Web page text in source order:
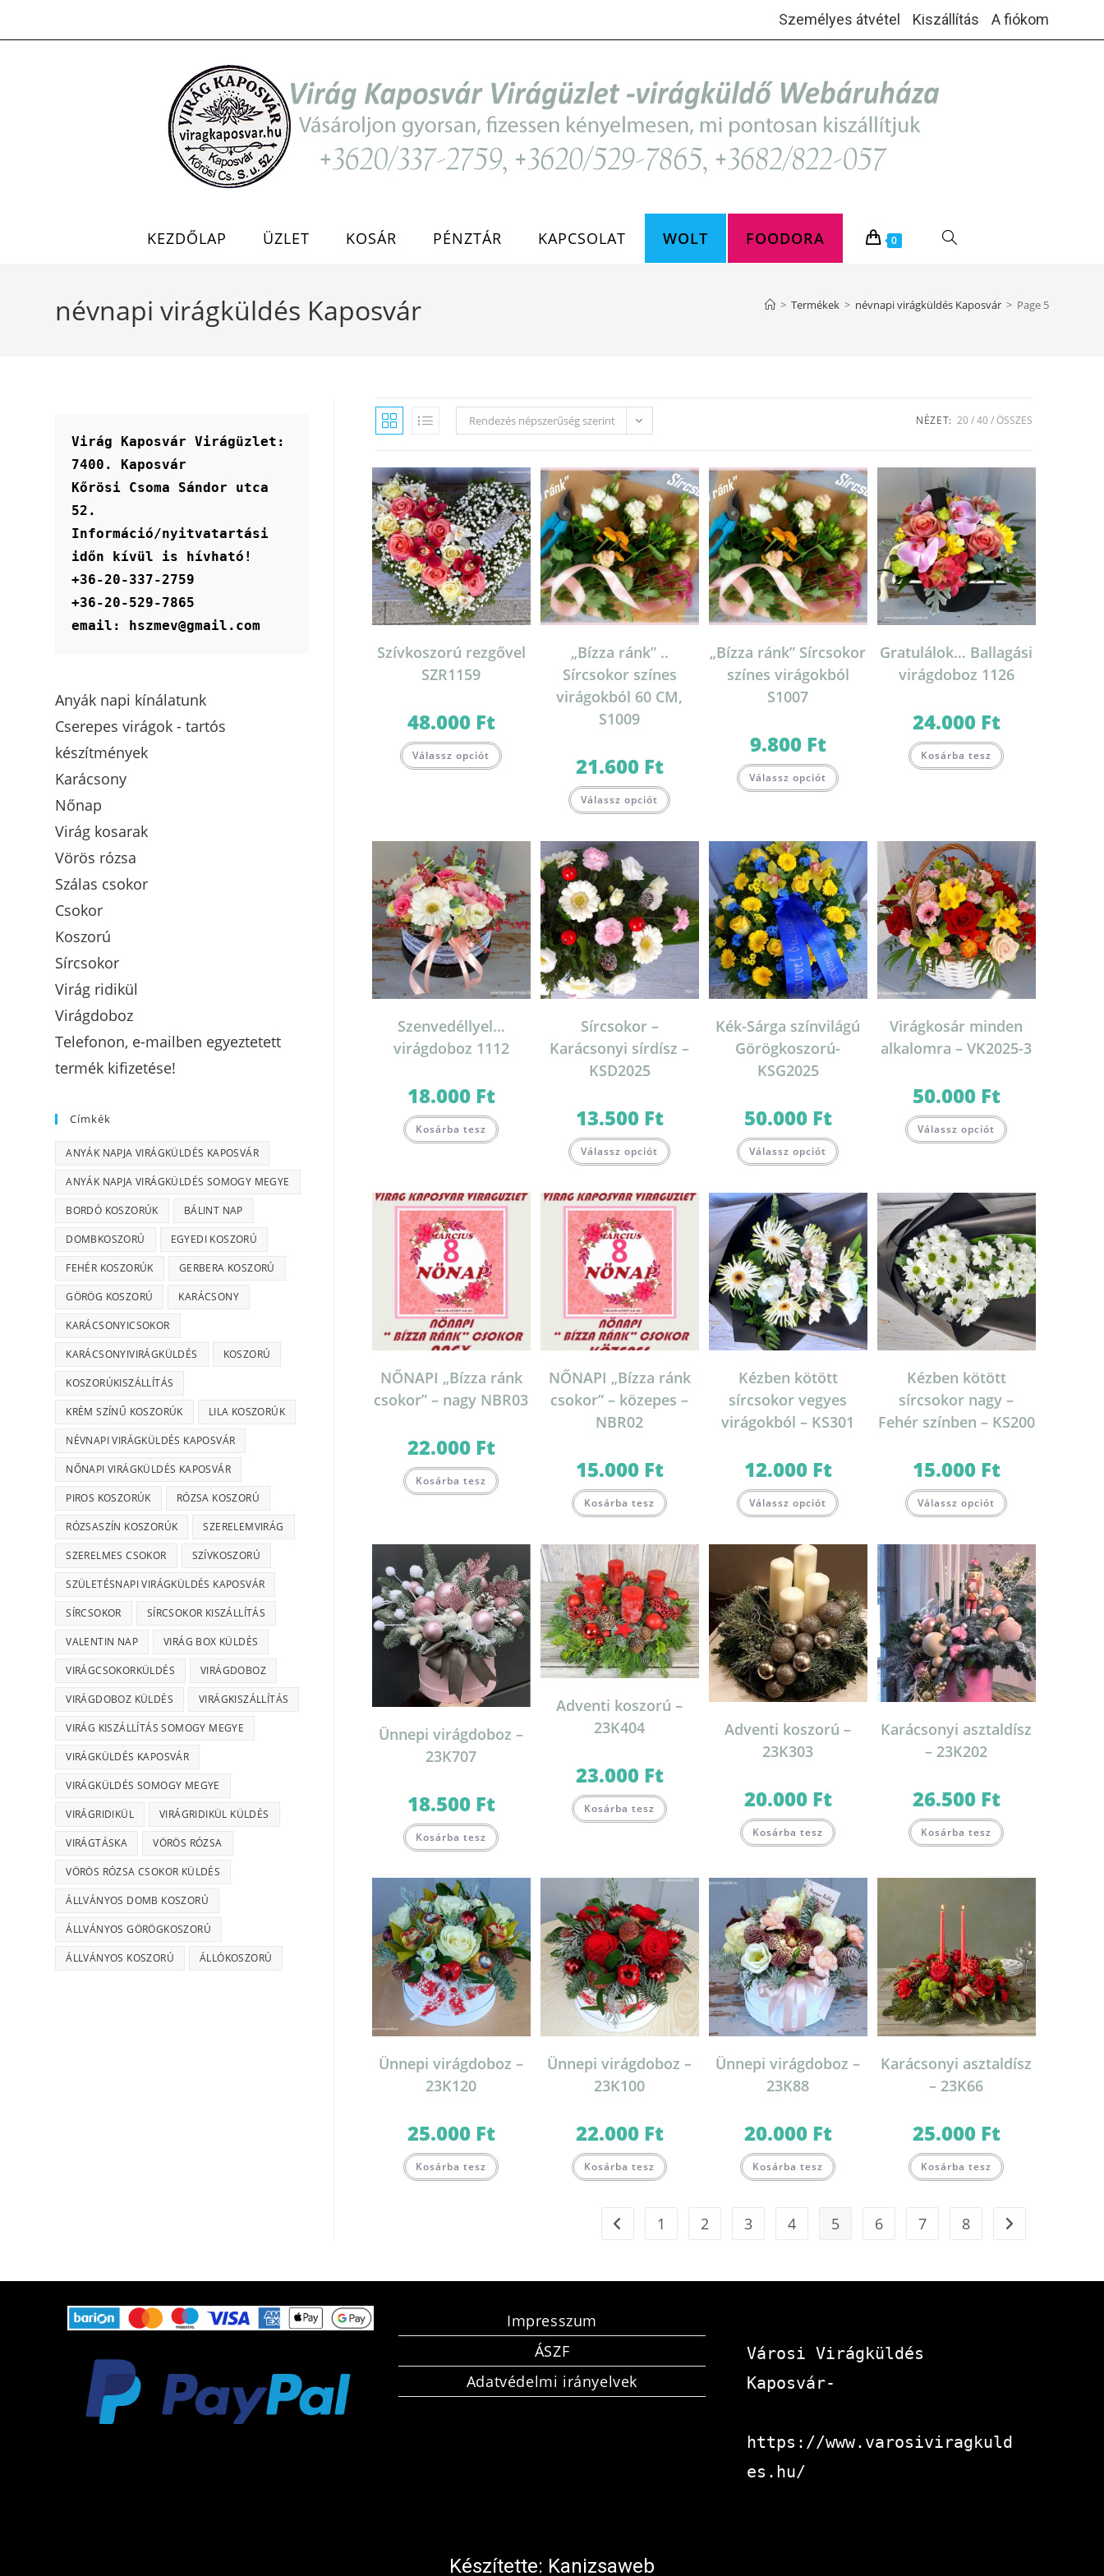
Személyes átvétel Kiszállítás A fiókom
KEZDŐLAP ÜZLET KOSÁR PÉNZTÁR KAPCSOLAT WOLT FOODORA 0 TOGGLE
névnapi virágküldés Kaposvár > Termékek > névnapi virágküldés Kaposvár > Page 5
Rendezés népszerűség szerint NÉZET: 20 40 ÖSSZES
Szívkoszorú rezgővel
SZR1159
48.000 Ft
Válassz opciót
„Bízza ránk” ..
Sírcsokor színes
virágokból 60 CM,
S1009
21.600 Ft
Válassz opciót
„Bízza ránk” Sírcsokor
színes virágokból
S1007
9.800 Ft
Válassz opciót
Gratulálok… Ballagási
virágdoboz 1126
24.000 Ft
Kosárba tesz
Szenvedéllyel…
virágdoboz 1112
18.000 Ft
Kosárba tesz
Sírcsokor –
Karácsonyi sírdísz –
KSD2025
13.500 Ft
Válassz opciót
Kék-Sárga színvilágú
Görögkoszorú-
KSG2025
50.000 Ft
Válassz opciót
Virágkosár minden
alkalomra – VK2025-3
50.000 Ft
Válassz opciót
NŐNAPI „Bízza ránk
csokor” – nagy NBR03
22.000 Ft
Kosárba tesz
NŐNAPI „Bízza ránk
csokor” – közepes –
NBR02
15.000 Ft
Kosárba tesz
Kézben kötött
sírcsokor vegyes
virágokból – KS301
12.000 Ft
Válassz opciót
Kézben kötött
sírcsokor nagy –
Fehér színben – KS200
15.000 Ft
Válassz opciót
Ünnepi virágdoboz –
23K707
18.500 Ft
Kosárba tesz
Adventi koszorú –
23K404
23.000 Ft
Kosárba tesz
Adventi koszorú –
23K303
20.000 Ft
Kosárba tesz
Karácsonyi asztaldísz
– 23K202
26.500 Ft
Kosárba tesz
Ünnepi virágdoboz –
23K120
25.000 Ft
Kosárba tesz
Ünnepi virágdoboz –
23K100
22.000 Ft
Kosárba tesz
Ünnepi virágdoboz –
23K88
20.000 Ft
Kosárba tesz
Karácsonyi asztaldísz
– 23K66
25.000 Ft
Kosárba tesz
1 2 3 4 5 6 7 8
Virág Kaposvár Virágüzlet:
7400. Kaposvár
Kőrösi Csoma Sándor utca
52.
Információ/nyitvatartási
időn kívül is hívható!
+36-20-337-2759
+36-20-529-7865
email: hszmev@gmail.com
Anyák napi kínálatunk
Cserepes virágok - tartós
készítmények
Karácsony
Nőnap
Virág kosarak
Vörös rózsa
Szálas csokor
Csokor
Koszorú
Sírcsokor
Virág ridikül
Virágdoboz
Telefonon, e-mailben egyeztetett
termék kifizetése!
Címkék
ANYÁK NAPJA VIRÁGKÜLDÉS KAPOSVÁR
ANYÁK NAPJA VIRÁGKÜLDÉS SOMOGY MEGYE
BORDÓ KOSZORÚK BÁLINT NAP
DOMBKOSZORÚ EGYEDI KOSZORÚ
FEHÉR KOSZORÚK GERBERA KOSZORÚ
GÖRÖG KOSZORÚ KARÁCSONY
KARÁCSONYICSOKOR
KARÁCSONYIVIRÁGKÜLDÉS KOSZORÚ
KOSZORÚKISZÁLLÍTÁS
KRÉM SZÍNŰ KOSZORÚK LILA KOSZORÚK
NÉVNAPI VIRÁGKÜLDÉS KAPOSVÁR
NŐNAPI VIRÁGKÜLDÉS KAPOSVÁR
PIROS KOSZORÚK RÓZSA KOSZORÚ
RÓZSASZÍN KOSZORÚK SZERELEMVIRÁG
SZERELMES CSOKOR SZÍVKOSZORÚ
SZÜLETÉSNAPI VIRÁGKÜLDÉS KAPOSVÁR
SÍRCSOKOR SÍRCSOKOR KISZÁLLÍTÁS
VALENTIN NAP VIRÁG BOX KÜLDÉS
VIRÁGCSOKORKÜLDÉS VIRÁGDOBOZ
VIRÁGDOBOZ KÜLDÉS VIRÁGKISZÁLLÍTÁS
VIRÁG KISZÁLLÍTÁS SOMOGY MEGYE
VIRÁGKÜLDÉS KAPOSVÁR
VIRÁGKÜLDÉS SOMOGY MEGYE
VIRÁGRIDIKÜL VIRÁGRIDIKÜL KÜLDÉS
VIRÁGTÁSKA VÖRÖS RÓZSA
VÖRÖS RÓZSA CSOKOR KÜLDÉS
ÁLLVÁNYOS DOMB KOSZORÚ
ÁLLVÁNYOS GÖRÖGKOSZORÚ
ÁLLVÁNYOS KOSZORÚ ÁLLÓKOSZORÚ
Impresszum
ÁSZF
Adatvédelmi irányelvek
Városi Virágküldés
Kaposvár-
https://www.varosiviragkuld
es.hu/
Készítette: Kanizsaweb